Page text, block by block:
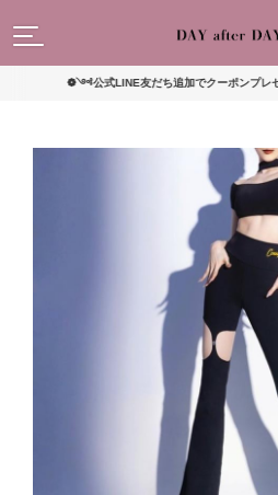
❁༺公式LINE友だち追加でクーポンプレゼン